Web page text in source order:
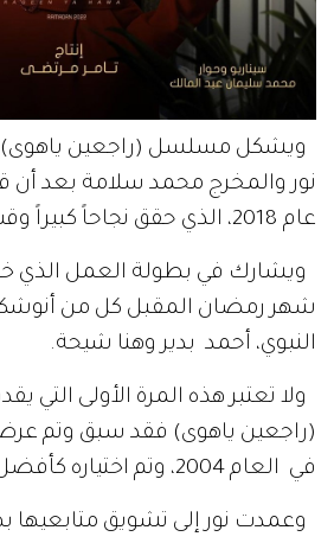
ويشكل مسلسل (راجعين ياهوى)
نور والمخرج محمد سلامة بعد
عام 2018، الذي حقق نجاحاً كبيراً وقت عرضه.
ويشارك في بطولة العمل
شهر رمضان المقبل كل من أنوشكا،
النبوي، أحمد بدير وهنا شيحة.
ولا تعتبر هذه المرة الأولى
(راجعين ياهوى) فقد سبق وتم
في العام 2004، وتم اختياره كأفضل مسلسل إذاعي.
وعمدت نور إلى تشويق